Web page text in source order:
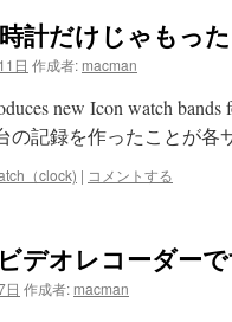
計だけじゃもっ
日 作成者: macman
new Icon watch
の記録を作ったことが
（clock) | コメントする
デオレコーダー
日 作成者: macman